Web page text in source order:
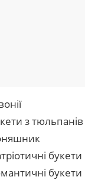
з тюльпанів
букети
букети